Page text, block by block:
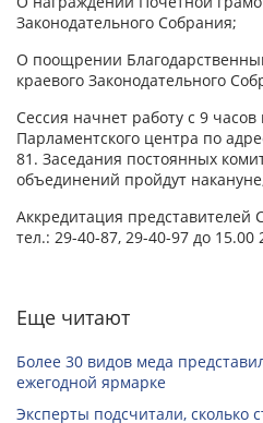
Законодательного Собрания;
О поощрении
краевого Законодательного
Сессия начнет работу с 9
Парламентского центра по
81. Заседания постоянных
объединений пройдут
Аккредитация
тел.: 29-40-87, 29-40-97 до
Еще читают
Более 30 видов меда
ежегодной ярмарке
Эксперты подсчитали, сколько